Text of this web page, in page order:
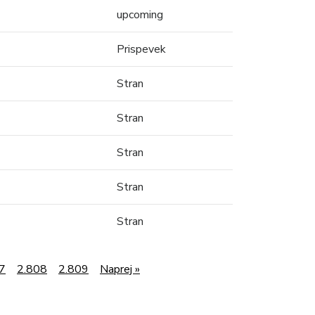
upcoming
Prispevek
Stran
Stran
Stran
Stran
Stran
2.808 2.809 Naprej »